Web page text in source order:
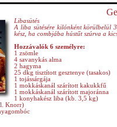
Libasütés
A liba sütésére kilónként körülbelül
kész, ha combjába hústűt szúrva a
Hozzávalók 6 személyre:
1 zsömle
4 savanykás alma
2 hagyma
25 dkg tisztított gesztenye (tasakos)
1 tojássárgája
1 mokkáskanál szárított kakukkfű
1 mokkáskanál szárított majoránna
1 konyhakész liba (kb. 3,5 kg)
Knorr)